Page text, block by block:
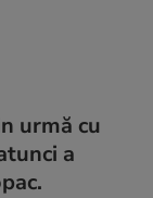
urmă cu
a